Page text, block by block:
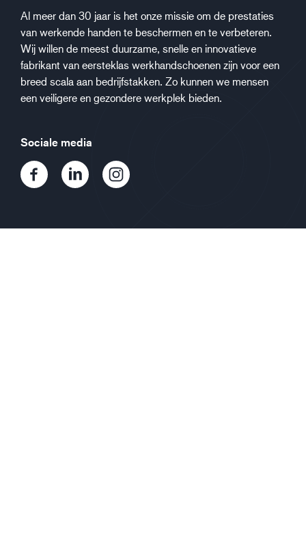
Al meer dan 30 jaar is het onze missie om de prestaties
van werkende handen te beschermen en te verbeteren.
Wij willen de meest duurzame, snelle en innovatieve
fabrikant van eersteklas werkhandschoenen zijn voor een
breed scala aan bedrijfstakken. Zo kunnen we mensen
een veiligere en gezondere werkplek bieden.
Sociale media